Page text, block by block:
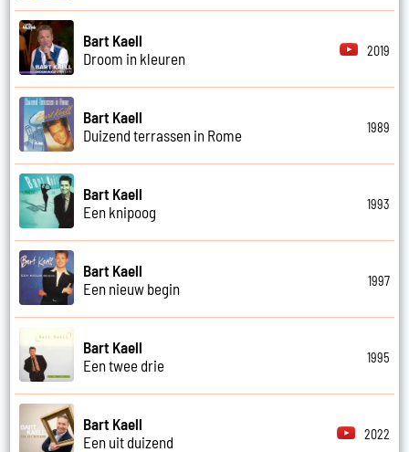
Bart Kaell
Droom in kleuren
2019
Bart Kaell
Duizend terrassen in Rome
1989
Bart Kaell
Een knipoog
1993
Bart Kaell
Een nieuw begin
1997
Bart Kaell
Een twee drie
1995
Bart Kaell
Een uit duizend
2022